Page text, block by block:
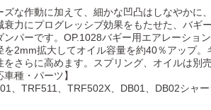
ズな作動に加えて、細かな凹凸はしなやかに
衰力にプログレッシブ効果をもたせた、バギ
ンパーです。OP.1028バギー用エアレーショ
を2mm拡大してオイル容量を約40％アップ
をさらに高めます。スプリング、オイルは別売
車種・パーツ】
、TRF511、TRF502X、DB01、DB02シャー